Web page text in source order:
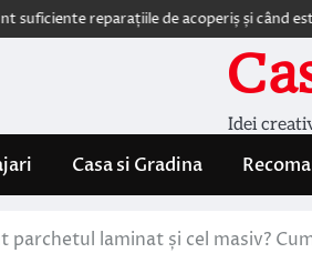
reparațiile de acoperiș și când este
Idei
Casa si Gradina
parchetul laminat și cel masiv?